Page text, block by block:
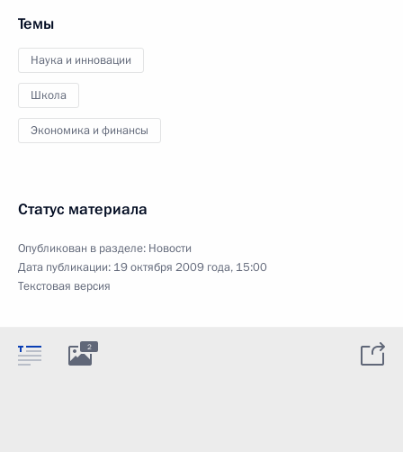
Темы
Наука и инновации
Школа
Экономика и финансы
Статус материала
Опубликован в разделе: Новости
Дата публикации: 19 октября 2009 года, 15:00
Текстовая версия
2